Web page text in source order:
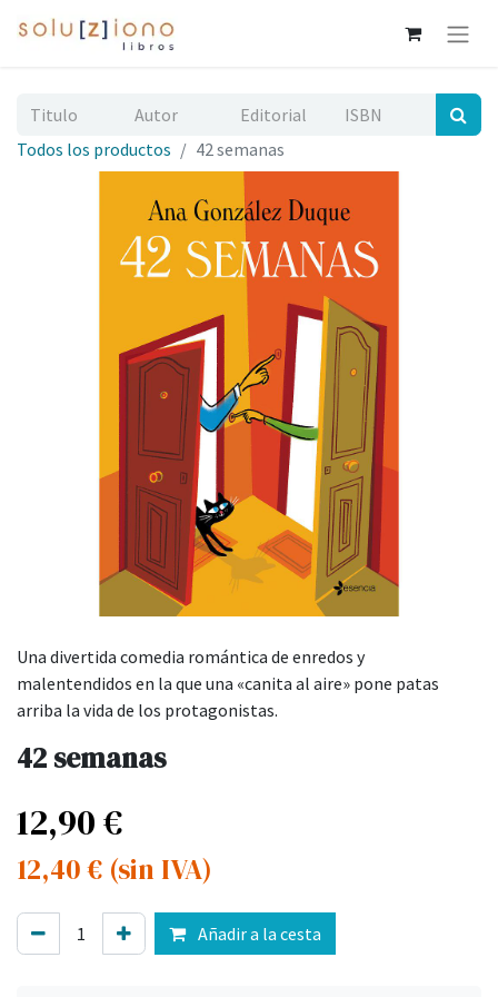
Todos los productos 42 semanas
Una divertida comedia romántica de enredos y
malentendidos en la que una «canita al aire» pone patas
arriba la vida de los protagonistas.
42 semanas
12,90€
12,40€ (sin IVA)
Añadir a la cesta